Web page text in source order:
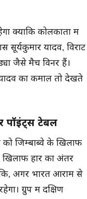
क्योंकि कोलकाता में
सूर्यकुमार यादव, विराट
जैसे मैच विनर हैं।
का कमाल तो देखते
पॉइंट्स टेबल
जिम्बाब्वे के खिलाफ
हार का अंतर
अगर भारत आराम से
ग्रुप में दक्षिण